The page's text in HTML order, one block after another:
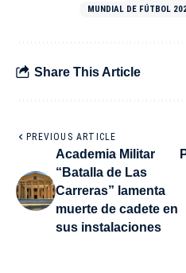
MUNDIAL DE FÚTBOL
Share This Article
PREVIOUS ARTICLE
Academia Militar
“Batalla de Las
Carreras” lamenta
muerte de cadete en
sus instalaciones